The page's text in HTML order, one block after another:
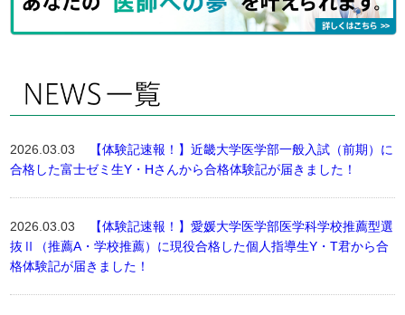
2026.03.03
【体験記速報！】近畿大学医学部一般入試（前期）に
合格した富士ゼミ生Y・Hさんから合格体験記が届きました！
2026.03.03
【体験記速報！】愛媛大学医学部医学科学校推薦型選
抜Ⅱ（推薦A・学校推薦）に現役合格した個人指導生Y・T君から合
格体験記が届きました！